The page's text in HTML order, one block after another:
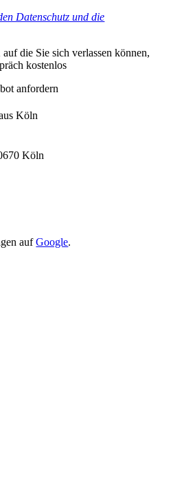
Datenschutz und die
die Sie sich verlassen können,
kostenlos
anfordern
Köln
Köln
aufGoogle.